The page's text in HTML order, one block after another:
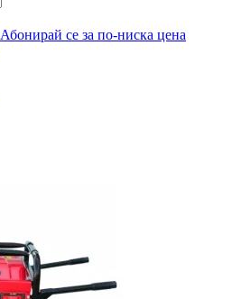
Абонирай се за по-ниска цена